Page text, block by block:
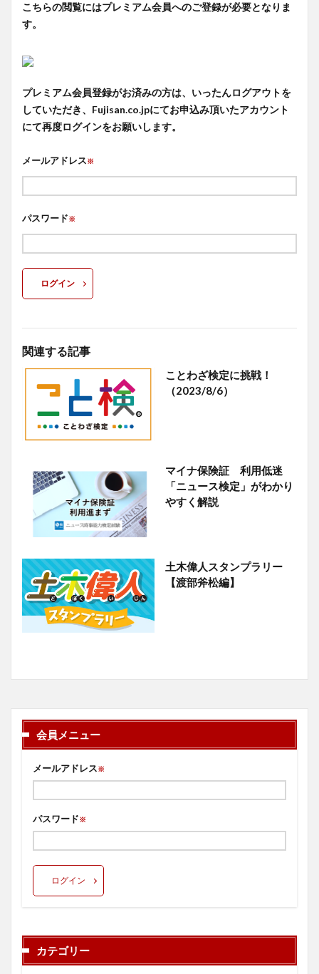
こちらの閲覧にはプレミアム会員へのご登録が必要となりま
す。
プレミアム会員登録がお済みの方は、いったんログアウトを
していただき、Fujisan.co.jpにてお申込み頂いたアカウント
にて再度ログインをお願いします。
メールアドレス※
パスワード※
ログイン
関連する記事
ことわざ検定に挑戦！
（2023/8/6）
マイナ保険証 利用低迷
「ニュース検定」がわかり
やすく解説
土木偉人スタンプラリー
【渡部斧松編】
会員メニュー
メールアドレス※
パスワード※
ログイン
カテゴリー